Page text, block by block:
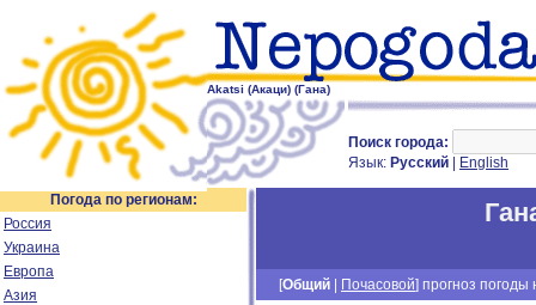
Akatsi (Акаци) (Гана)
Поиск города:
Язык: Русский English
Погода по регионам:
Россия
Украина
Европа
Азия
[Общий Почасовой] прогноз погоды